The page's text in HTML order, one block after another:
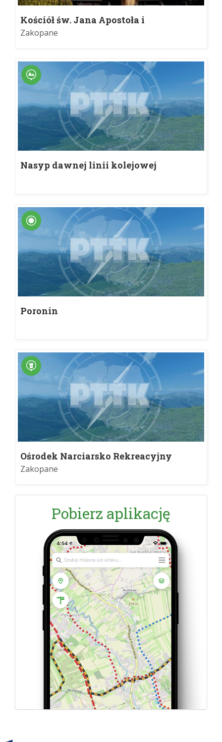
Kościół św. Jana Apostoła i
Ewangelisty na Harendzie
Zakopane
Nasyp dawnej linii kolejowej
Poronin
Ośrodek Narciarsko Rekreacyjny
Harenda
Zakopane
Pobierz aplikację